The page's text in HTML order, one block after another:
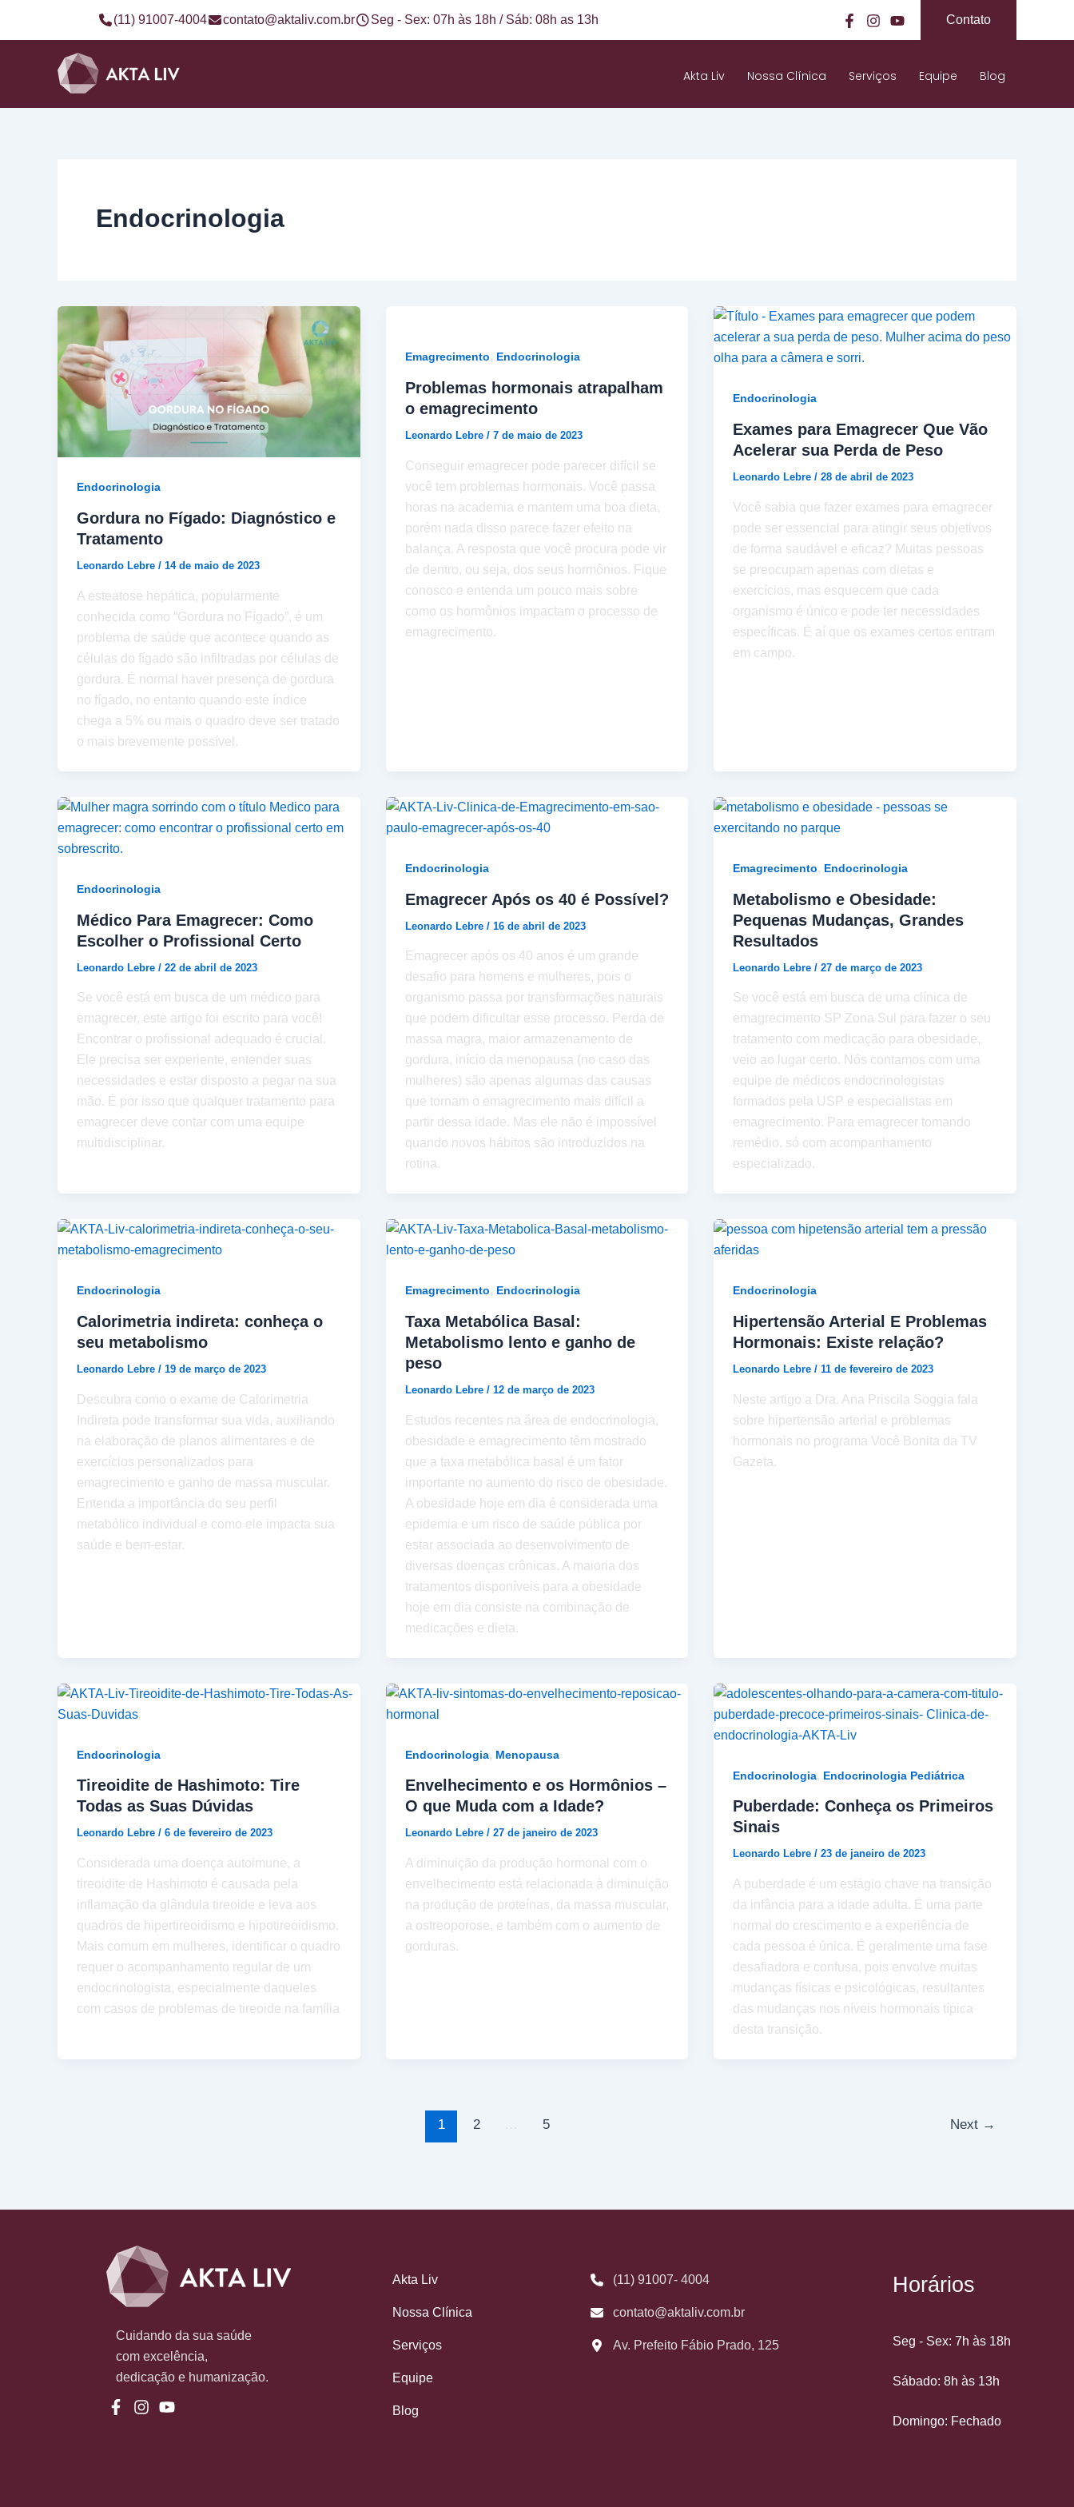
(11) 91007-4004 contato@aktaliv.com.br Seg - Sex: 07h às 18h / Sáb: 08h as 13h Contato
Akta Liv Nossa Clínica Serviços Equipe Blog
Endocrinologia
Endocrinologia
Gordura no Fígado: Diagnóstico e
Tratamento
Leonardo Lebre / 14 de maio de 2023
A esteatose hepática, popularmente
conhecida como “Gordura no Fígado”, é um
problema de saúde que acontece quando as
células do fígado são infiltradas por células de
gordura. É normal haver presença de gordura
no fígado, no entanto quando este índice
chega a 5% ou mais o quadro deve ser tratado
o mais brevemente possível.
Emagrecimento, Endocrinologia
Problemas hormonais atrapalham
o emagrecimento
Leonardo Lebre / 7 de maio de 2023
Conseguir emagrecer pode parecer difícil se
você tem problemas hormonais. Você passa
horas na academia e mantem uma boa dieta,
porém nada disso parece fazer efeito na
balança. A resposta que você procura pode vir
de dentro, ou seja, dos seus hormônios. Fique
conosco e entenda um pouco mais sobre
como os hormônios impactam o processo de
emagrecimento.
Endocrinologia
Exames para Emagrecer Que Vão
Acelerar sua Perda de Peso
Leonardo Lebre/28 de abril de 2023
Você sabia que fazer exames para emagrecer
pode ser essencial para atingir seus objetivos
de forma saudável e eficaz? Muitas pessoas
se preocupam apenas com dietas e
exercícios, mas esquecem que cada
organismo é único e pode ter necessidades
específicas. É aí que os exames certos entram
em campo.
Endocrinologia
Médico Para Emagrecer: Como
Escolher o Profissional Certo
Leonardo Lebre / 22 de abril de 2023
Se você está em busca de um médico para
emagrecer, este artigo foi escrito para você!
Encontrar o profissional adequado é crucial.
Ele precisa ser experiente, entender suas
necessidades e estar disposto a pegar na sua
mão. É por isso que qualquer tratamento para
emagrecer deve contar com uma equipe
multidisciplinar.
Endocrinologia
Emagrecer Após os 40 é Possível?
Leonardo Lebre / 16 de abril de 2023
Emagrecer após os 40 anos é um grande
desafio para homens e mulheres, pois o
organismo passa por transformações naturais
que podem dificultar esse processo. Perda de
massa magra, maior armazenamento de
gordura, início da menopausa (no caso das
mulheres) são apenas algumas das causas
que tornam o emagrecimento mais difícil a
partir dessa idade. Mas ele não é impossível
quando novos hábitos são introduzidos na
rotina.
Emagrecimento, Endocrinologia
Metabolismo e Obesidade:
Pequenas Mudanças, Grandes
Resultados
Leonardo Lebre/27 de março de 2023
Se você está em busca de uma clínica de
emagrecimento SP Zona Sul para fazer o seu
tratamento com medicação para obesidade,
veio ao lugar certo. Nós contamos com uma
equipe de médicos endocrinologistas
formados pela USP e especialistas em
emagrecimento. Para emagrecer tomando
remédio, só com acompanhamento
especializado.
Endocrinologia
Calorimetria indireta: conheça o
seu metabolismo
Leonardo Lebre / 19 de março de 2023
Descubra como o exame de Calorimetria
Indireta pode transformar sua vida, auxiliando
na elaboração de planos alimentares e de
exercícios personalizados para
emagrecimento e ganho de massa muscular.
Entenda a importância do seu perfil
metabólico individual e como ele impacta sua
saúde e bem-estar.
Emagrecimento, Endocrinologia
Taxa Metabólica Basal:
Metabolismo lento e ganho de
peso
Leonardo Lebre / 12 de março de 2023
Estudos recentes na área de endocrinologia,
obesidade e emagrecimento têm mostrado
que a taxa metabólica basal é um fator
importante no aumento do risco de obesidade.
A obesidade hoje em dia é considerada uma
epidemia e um risco de saúde pública por
estar associada ao desenvolvimento de
diversas doenças crônicas. A maioria dos
tratamentos disponíveis para a obesidade
hoje em dia consiste na combinação de
medicações e dieta.
Endocrinologia
Hipertensão Arterial E Problemas
Hormonais: Existe relação?
Leonardo Lebre/11 de fevereiro de 2023
Neste artigo a Dra. Ana Priscila Soggia fala
sobre hipertensão arterial e problemas
hormonais no programa Você Bonita da TV
Gazeta.
Endocrinologia
Tireoidite de Hashimoto: Tire
Todas as Suas Dúvidas
Leonardo Lebre / 6 de fevereiro de 2023
Considerada uma doença autoimune, a
tireoidite de Hashimoto é causada pela
inflamação da glândula tireoide e leva aos
quadros de hipertireoidismo e hipotireoidismo.
Mais comum em mulheres, identificar o quadro
requer o acompanhamento regular de um
endocrinologista, especialmente daqueles
com casos de problemas de tireoide na família
Endocrinologia, Menopausa
Envelhecimento e os Hormônios –
O que Muda com a Idade?
Leonardo Lebre / 27 de janeiro de 2023
A diminuição da produção hormonal com o
envelhecimento está relacionada à diminuição
na produção de proteínas, da massa muscular,
a ostreoporose, e também com o aumento de
gorduras.
Endocrinologia, Endocrinologia Pediátrica
Puberdade: Conheça os Primeiros
Sinais
Leonardo Lebre/23 de janeiro de 2023
A puberdade é um estágio chave na transição
da infância para a idade adulta. É uma parte
normal do crescimento e a experiência de
cada pessoa é única. É geralmente uma fase
desafiadora e confusa, pois envolve muitas
mudanças físicas e psicológicas, resultantes
das mudanças nos níveis hormonais típica
desta transição.
1 2 … 5 Next →
Cuidando da sua saúde
com excelência,
dedicação e humanização.
Akta Liv
Nossa Clínica
Serviços
Equipe
Blog
(11) 91007- 4004
contato@aktaliv.com.br
Av. Prefeito Fábio Prado, 125
Horários
Seg - Sex: 7h às 18h
Sábado: 8h às 13h
Domingo: Fechado